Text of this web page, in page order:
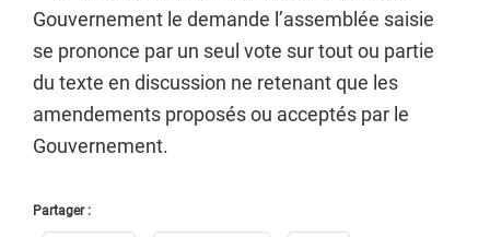
Gouvernement le demande l’assemblée saisie
se prononce par un seul vote sur tout ou partie
du texte en discussion ne retenant que les
amendements proposés ou acceptés par le
Gouvernement.
Partager :